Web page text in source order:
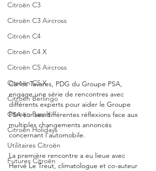
Citroën C3
Citroën C3 Aircross
Citroën C4
Citroën C4 X
Citroën C5 Aircross
Citroën C5 X
Citroën Berlingo
Citroën Basalt
Citroën Holidays
Utilitaires Citroën
Futures Citroën
Carlos Tavares, PDG du Groupe PSA,
engage une série de rencontres avec
différents experts pour aider le Groupe
PSA sur ses différentes réflexions face aux
multiples changements annoncés
concernant l'automobile.
La première rencontre a eu lieue avec
Hervé Le Treut, climatologue et co-auteur